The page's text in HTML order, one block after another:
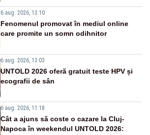
6 aug. 2026, 13:10
Fenomenul promovat în mediul online
care promite un somn odihnitor
6 aug. 2026, 13:03
UNTOLD 2026 oferă gratuit teste HPV și
ecografii de sân
6 aug. 2026, 11:18
Cât a ajuns să coste o cazare la Cluj-
Napoca în weekendul UNTOLD 2026: